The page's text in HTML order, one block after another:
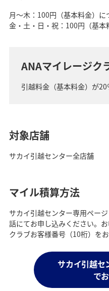
月～木：100円（基本料金）に
金・土・日・祝：100円（基
ANAマイレージク
引越料金（基本料金）が20
対象店舗
サカイ引越センター全店舗
マイル積算方法
サカイ引越センター専用ペー
話にてお申し込みください。
クラブお客様番号（10桁）をお
サカイ引越セ
で